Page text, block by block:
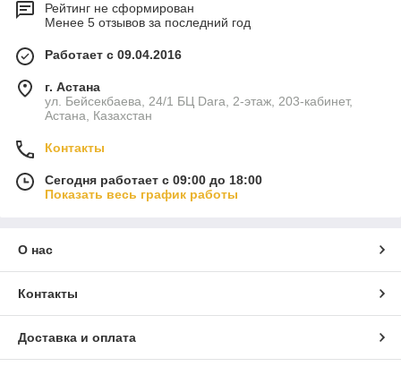
Рейтинг не сформирован
Менее 5 отзывов за последний год
Работает с 09.04.2016
г. Астана
ул. Бейсекбаева, 24/1 БЦ Dara, 2-этаж, 203-кабинет,
Астана, Казахстан
Контакты
Сегодня работает с 09:00 до 18:00
Показать весь график работы
О нас
Контакты
Доставка и оплата